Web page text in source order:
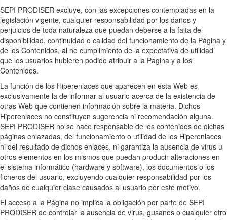
SEPI PRODISER excluye, con las excepciones contempladas en la
legislación vigente, cualquier responsabilidad por los daños y
perjuicios de toda naturaleza que puedan deberse a la falta de
disponibilidad, continuidad o calidad del funcionamiento de la Página y
de los Contenidos, al no cumplimiento de la expectativa de utilidad
que los usuarios hubieren podido atribuir a la Página y a los
Contenidos.
La función de los Hiperenlaces que aparecen en esta Web es
exclusivamente la de informar al usuario acerca de la existencia de
otras Web que contienen información sobre la materia. Dichos
Hiperenlaces no constituyen sugerencia ni recomendación alguna.
SEPI PRODISER no se hace responsable de los contenidos de dichas
páginas enlazadas, del funcionamiento o utilidad de los Hiperenlaces
ni del resultado de dichos enlaces, ni garantiza la ausencia de virus u
otros elementos en los mismos que puedan producir alteraciones en
el sistema informático (hardware y software), los documentos o los
ficheros del usuario, excluyendo cualquier responsabilidad por los
daños de cualquier clase causados al usuario por este motivo.
El acceso a la Página no implica la obligación por parte de SEPI
PRODISER de controlar la ausencia de virus, gusanos o cualquier otro